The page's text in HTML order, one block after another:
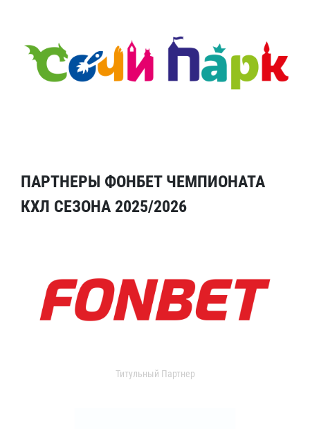
ПАРТНЕРЫ ФОНБЕТ ЧЕМПИОНАТА
КХЛ СЕЗОНА 2025/2026
Титульный Партнер